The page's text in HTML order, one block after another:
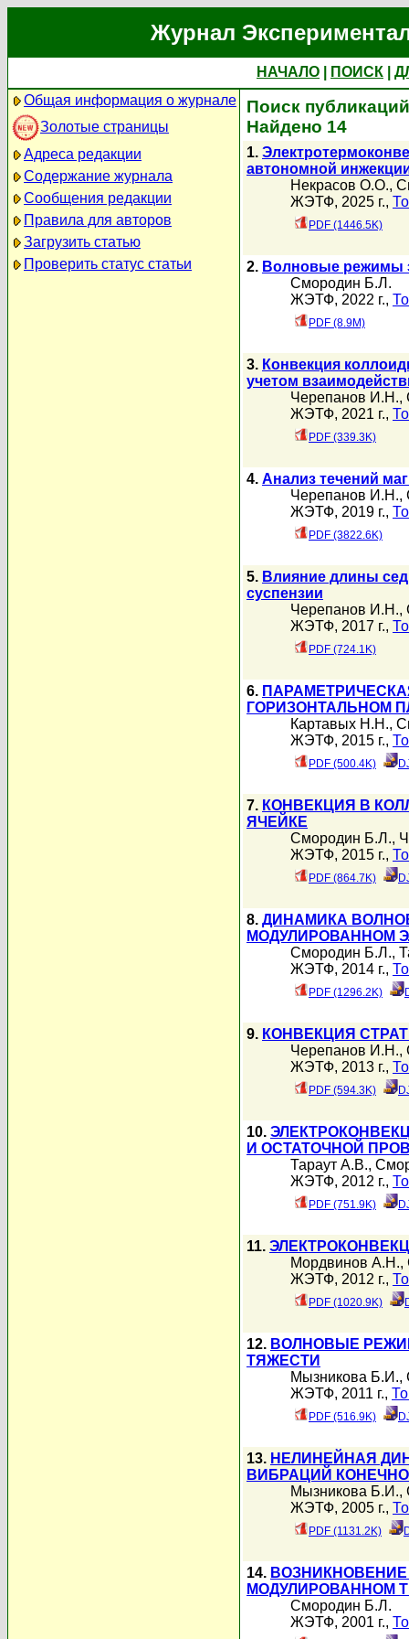
Журнал
НАЧАЛО ПОИСК
Общая информация о журнале
Золотые страницы
Адреса редакции
Содержание журнала
Сообщения редакции
Правила для авторов
Загрузить статью
Проверить статус статьи
Поиск
Найдено 14
1.
автономной
Некрасов О.О.,
ЖЭТФ, 2025 г.,
PDF (1446.5K)
2. Волновые режимы
Смородин Б.Л.
ЖЭТФ, 2022 г.,
PDF (8.9M)
3. Конвекция
учетом
Черепанов И.Н.,
ЖЭТФ, 2021 г.,
PDF (339.3K)
4. Анализ течений
Черепанов И.Н.,
ЖЭТФ, 2019 г.,
PDF (3822.6K)
5. Влияние длины
суспензии
Черепанов И.Н.,
ЖЭТФ, 2017 г.,
PDF (724.1K)
6.
ГОРИЗОНТАЛЬНОМ
Картавых Н.Н.,
ЖЭТФ, 2015 г.,
PDF (500.4K)
7. КОНВЕКЦИЯ В
ЯЧЕЙКЕ
Смородин Б.Л.,
ЖЭТФ, 2015 г.,
PDF (864.7K)
8. ДИНАМИКА
МОДУЛИРОВАННОМ
Смородин Б.Л.,
ЖЭТФ, 2014 г.,
PDF (1296.2K)
9. КОНВЕКЦИЯ
Черепанов И.Н.,
ЖЭТФ, 2013 г.,
PDF (594.3K)
10.
И ОСТАТОЧНОЙ
Тараут А.В.,
ЖЭТФ, 2012 г.,
PDF (751.9K)
11.
Мордвинов А.Н.,
ЖЭТФ, 2012 г.,
PDF (1020.9K)
12. ВОЛНОВЫЕ
ТЯЖЕСТИ
Мызникова Б.И.,
ЖЭТФ, 2011 г.,
PDF (516.9K)
13. НЕЛИНЕЙНАЯ
ВИБРАЦИЙ
Мызникова Б.И.,
ЖЭТФ, 2005 г.,
PDF (1131.2K)
14.
МОДУЛИРОВАННОМ
Смородин Б.Л.
ЖЭТФ, 2001 г.,